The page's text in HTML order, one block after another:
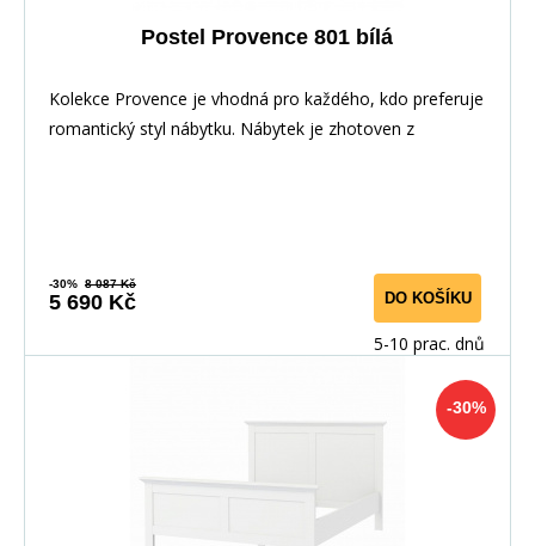
Postel Provence 801 bílá
Kolekce Provence je vhodná pro každého, kdo preferuje
romantický styl nábytku. Nábytek je zhotoven z
-30% 8 087 Kč
5 690 Kč DO KOŠÍKU
5-10 prac. dnů
-30%